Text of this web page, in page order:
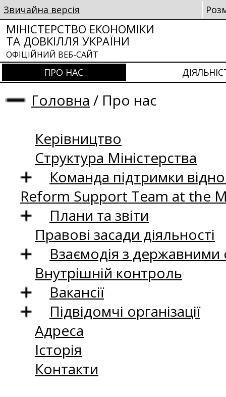
Звичайна версія
МІНІСТЕРСТВО ЕКОНОМІКИ
ТА ДОВКІЛЛЯ УКРАЇНИ
ОФІЦІЙНИЙ ВЕБ-САЙТ
ПРО НАС
Головна / Про нас
Керівництво
Структура Міністерства
Команда підтримки
Reform Support Team at the
Плани та звіти
Правові засади діяльності
Взаємодія з
Внутрішній контроль
Вакансії
Підвідомчі організації
Адреса
Історія
Контакти